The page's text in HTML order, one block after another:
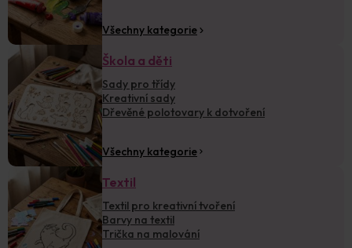
Všechny kategorie
Škola a děti
Sady pro třídy
Kreativní sady
Dřevěné polotovary k dotvoření
Všechny kategorie
Textil
Textil pro kreativní tvoření
Barvy na textil
Trička na malování